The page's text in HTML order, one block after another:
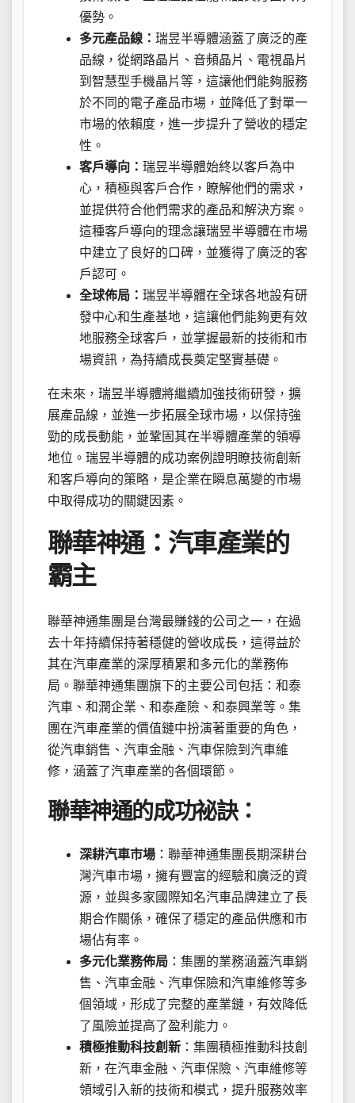
優勢。
多元產品線： 瑞昱半導體涵蓋了廣泛的產
品線，從網路晶片、音頻晶片、電視晶片
到智慧型手機晶片等，這讓他們能夠服務
於不同的電子產品市場，並降低了對單一
市場的依賴度，進一步提升了營收的穩定
性。
客戶導向： 瑞昱半導體始終以客戶為中
心，積極與客戶合作，瞭解他們的需求，
並提供符合他們需求的產品和解決方案。
這種客戶導向的理念讓瑞昱半導體在市場
中建立了良好的口碑，並獲得了廣泛的客
戶認可。
全球佈局： 瑞昱半導體在全球各地設有研
發中心和生產基地，這讓他們能夠更有效
地服務全球客戶，並掌握最新的技術和市
場資訊，為持續成長奠定堅實基礎。
在未來，瑞昱半導體將繼續加強技術研發，擴
展產品線，並進一步拓展全球市場，以保持強
勁的成長動能，並鞏固其在半導體產業的領導
地位。瑞昱半導體的成功案例證明瞭技術創新
和客戶導向的策略，是企業在瞬息萬變的市場
中取得成功的關鍵因素。
聯華神通：汽車產業的
霸主
聯華神通集團是台灣最賺錢的公司之一，在過
去十年持續保持著穩健的營收成長，這得益於
其在汽車產業的深厚積累和多元化的業務佈
局。聯華神通集團旗下的主要公司包括：和泰
汽車、和潤企業、和泰產險、和泰興業等。集
團在汽車產業的價值鏈中扮演著重要的角色，
從汽車銷售、汽車金融、汽車保險到汽車維
修，涵蓋了汽車產業的各個環節。
聯華神通的成功祕訣：
深耕汽車市場 ：聯華神通集團長期深耕台
灣汽車市場，擁有豐富的經驗和廣泛的資
源，並與多家國際知名汽車品牌建立了長
期合作關係，確保了穩定的產品供應和市
場佔有率。
多元化業務佈局 ：集團的業務涵蓋汽車銷
售、汽車金融、汽車保險和汽車維修等多
個領域，形成了完整的產業鏈，有效降低
了風險並提高了盈利能力。
積極推動科技創新 ：集團積極推動科技創
新，在汽車金融、汽車保險、汽車維修等
領域引入新的技術和模式，提升服務效率